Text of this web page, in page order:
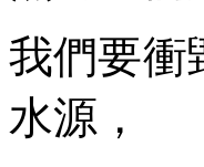
我們要衝
水源，